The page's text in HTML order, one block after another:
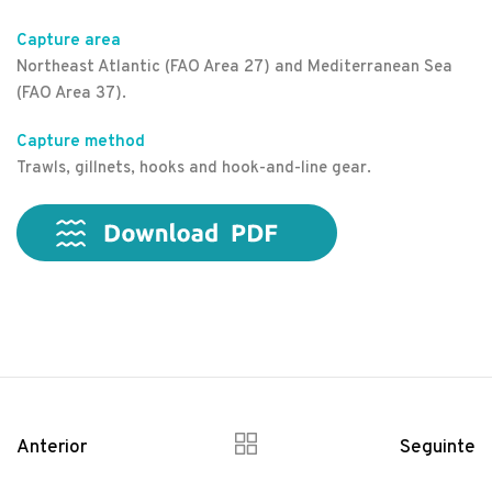
Capture area
Northeast Atlantic (FAO Area 27) and Mediterranean Sea
(FAO Area 37).
Capture method
Trawls, gillnets, hooks and hook-and-line gear.
Anterior Seguinte